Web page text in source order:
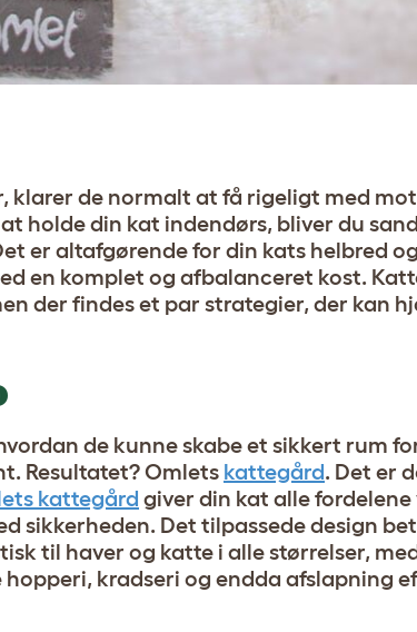
de normalt at få rigeligt med
holde din kat indendørs, bliver du
er altafgørende for din kats helbred
en komplet og afbalanceret kost.
der findes et par strategier, der kan
de kunne skabe et sikkert rum
Resultatet? Omlets kattegård. Det er
kattegård giver din kat alle fordelene
sikkerheden. Det tilpassede design
til haver og katte i alle størrelser,
hopperi, kradseri og endda afslapning